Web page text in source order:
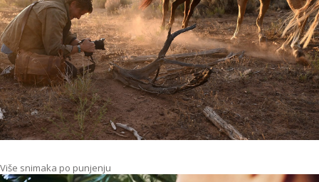
Više snimaka po punjenju